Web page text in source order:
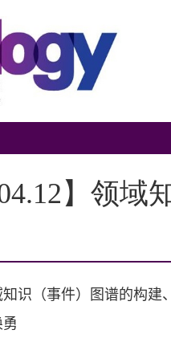
】领
知识（事件）图谱的构建